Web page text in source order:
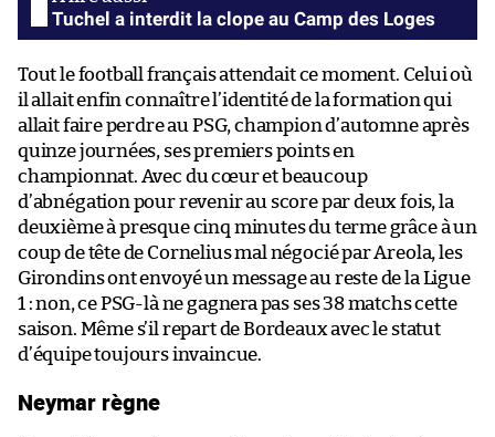
Tuchel a interdit la clope au Camp des Loges
Tout le football français attendait ce moment. Celui où
il allait enfin connaître l’identité de la formation qui
allait faire perdre au PSG, champion d’automne après
quinze journées, ses premiers points en
championnat. Avec du cœur et beaucoup
d’abnégation pour revenir au score par deux fois, la
deuxième à presque cinq minutes du terme grâce à un
coup de tête de Cornelius mal négocié par Areola, les
Girondins ont envoyé un message au reste de la Ligue
1 : non, ce PSG-là ne gagnera pas ses 38 matchs cette
saison. Même s’il repart de Bordeaux avec le statut
d’équipe toujours invaincue.
Neymar règne